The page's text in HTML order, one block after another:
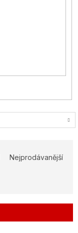
Nejprodávanější